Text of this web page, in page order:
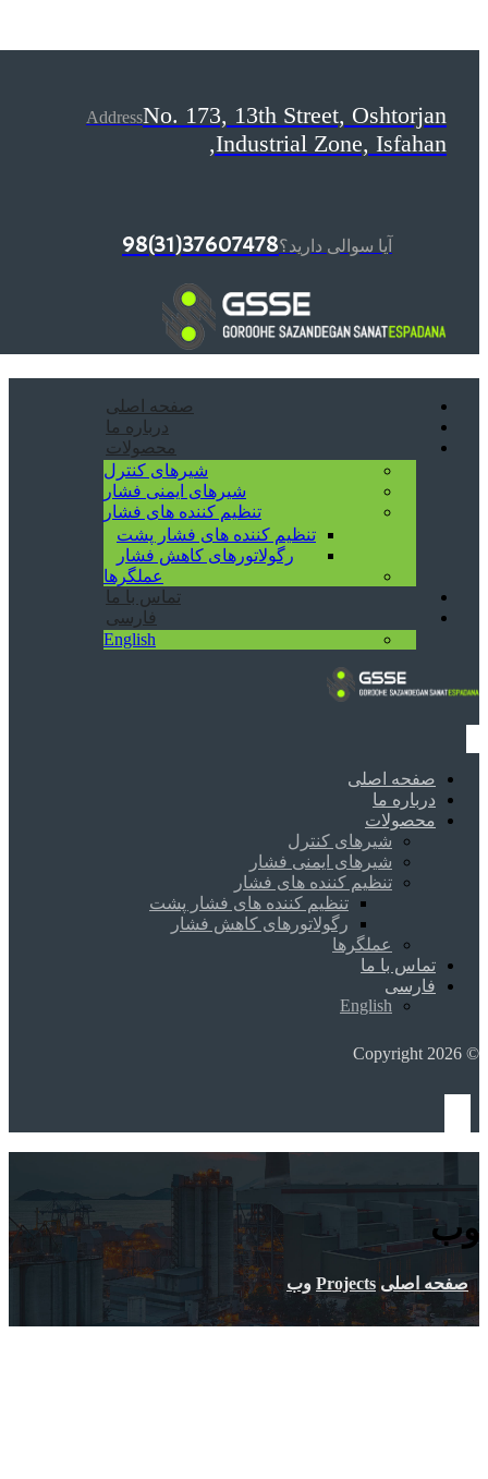
AddressNo. 173, 13th Street, Oshtorjan
Industrial Zone, Isfahan,
آیا سوالی دارید؟37607478(31)98
صفحه اصلی
درباره ما
محصولات
شیرهای کنترل
شیرهای ایمنی فشار
تنظیم کننده های فشار
تنظیم کننده های فشار پشت
رگولاتورهای کاهش فشار
عملگرها
تماس با ما
فارسی
English
صفحه اصلی
درباره ما
محصولات
شیرهای کنترل
شیرهای ایمنی فشار
تنظیم کننده های فشار
تنظیم کننده های فشار پشت
رگولاتورهای کاهش فشار
عملگرها
تماس با ما
فارسی
English
© Copyright 2026
وب
صفحه اصلی Projects وب